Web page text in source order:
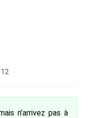
n’arrivez pas à